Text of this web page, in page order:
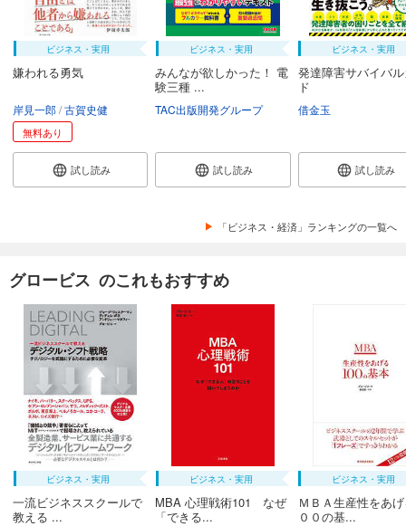
ビジネス・実用
嫌われる勇気
岸見一郎 古賀史健
無料あり
試し読み
ビジネス・実用
みんなが欲しかった！ 電
験三種 ...
TAC出版開発グループ
試し読み
ビジネス・実用
発達障害サバイバ
ド
借金玉
試し読み
「ビジネス・経済」ランキングの一覧へ
グロービス のこれもおすすめ
ビジネス・実用
一流ビジネススクールで
教える ...
ビジネス・実用
MBA 心理戦術101 なぜ
「できる...
ビジネス・実用
ＭＢＡ生産性をあ
００の基...